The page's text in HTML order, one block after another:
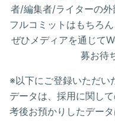
者/編集者/ライターの外
フルコミットはもちろ
ぜひメディアを通じて
募お待
※以下にご登録いただい
データは、採用に関し
考後お預かりしたデー